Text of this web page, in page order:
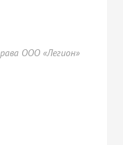
ООО «Легион»